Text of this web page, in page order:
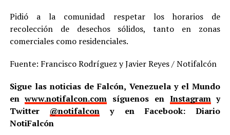
Pidió a la comunidad respetar los horarios de
recolección de desechos sólidos, tanto en zonas
comerciales como residenciales.
Fuente: Francisco Rodríguez y Javier Reyes / Notifalcón
Sigue las noticias de Falcón, Venezuela y el Mundo
enwww.notifalcon.com síguenos en Instagramy
Twitter @notifalcon y en Facebook: Diario
NotiFalcón